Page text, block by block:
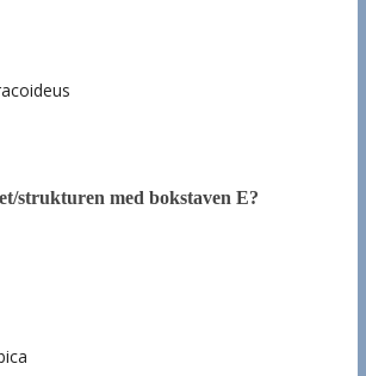
strukturen med bokstaven E?